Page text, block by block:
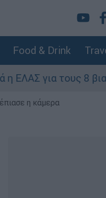
Food & Drink
8 βιασμούς
η κάμερα